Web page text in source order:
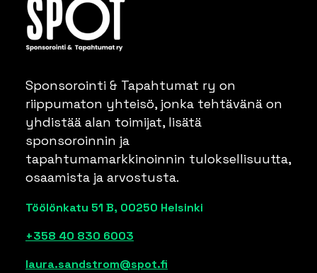
Sponsorointi & Tapahtumat ry on
riippumaton yhteisö, jonka tehtävänä on
yhdistää alan toimijat, lisätä
sponsoroinnin ja
tapahtumamarkkinoinnin tuloksellisuutta,
osaamista ja arvostusta.
Töölönkatu 51 B, 00250 Helsinki
+358 40 830 6003
laura.sandstrom@spot.fi